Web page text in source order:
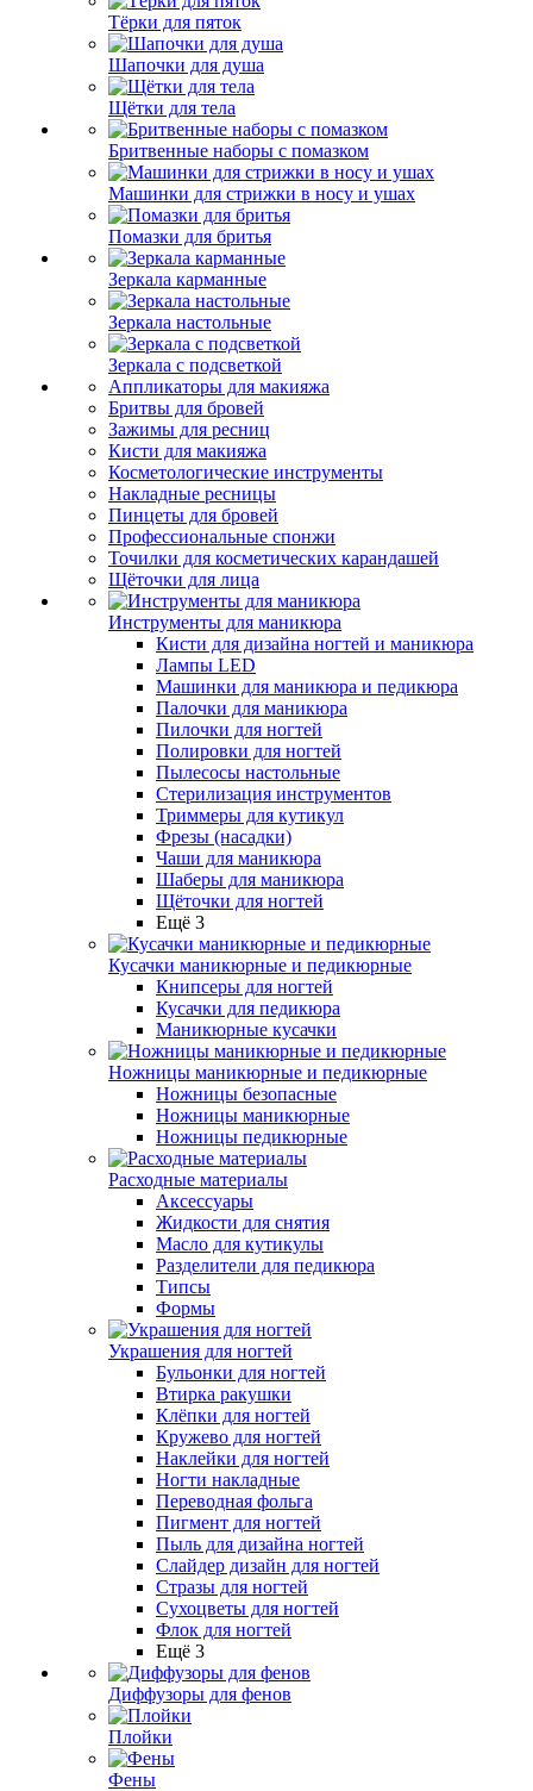
Тёрки для пяток
Шапочки для душа
Щётки для тела
Бритвенные наборы с помазком
Машинки для стрижки в носу и ушах
Помазки для бритья
Зеркала карманные
Зеркала настольные
Зеркала с подсветкой
Аппликаторы для макияжа
Бритвы для бровей
Зажимы для ресниц
Кисти для макияжа
Косметологические инструменты
Накладные ресницы
Пинцеты для бровей
Профессиональные спонжи
Точилки для косметических карандашей
Щёточки для лица
Инструменты для маникюра
Кисти для дизайна ногтей и маникюра
Лампы LED
Машинки для маникюра и педикюра
Палочки для маникюра
Пилочки для ногтей
Полировки для ногтей
Пылесосы настольные
Стерилизация инструментов
Триммеры для кутикул
Фрезы (насадки)
Чаши для маникюра
Шаберы для маникюра
Щёточки для ногтей
Ещё 3
Кусачки маникюрные и педикюрные
Книпсеры для ногтей
Кусачки для педикюра
Маникюрные кусачки
Ножницы маникюрные и педикюрные
Ножницы безопасные
Ножницы маникюрные
Ножницы педикюрные
Расходные материалы
Аксессуары
Жидкости для снятия
Масло для кутикулы
Разделители для педикюра
Типсы
Формы
Украшения для ногтей
Бульонки для ногтей
Втирка ракушки
Клёпки для ногтей
Кружево для ногтей
Наклейки для ногтей
Ногти накладные
Переводная фольга
Пигмент для ногтей
Пыль для дизайна ногтей
Слайдер дизайн для ногтей
Стразы для ногтей
Сухоцветы для ногтей
Флок для ногтей
Ещё 3
Диффузоры для фенов
Плойки
Фены